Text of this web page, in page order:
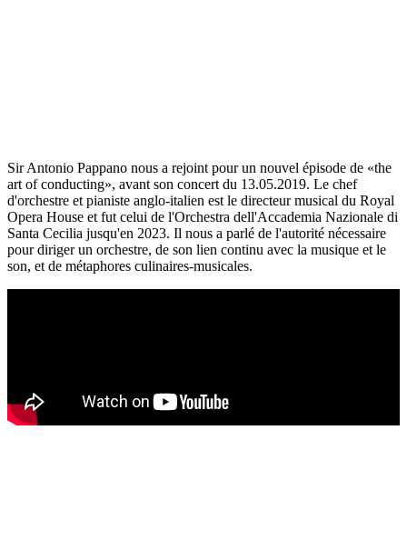
Sir Antonio Pappano nous a rejoint pour un nouvel épisode de «the
art of conducting», avant son concert du 13.05.2019. Le chef
d'orchestre et pianiste anglo-italien est le directeur musical du Royal
Opera House et fut celui de l'Orchestra dell'Accademia Nazionale di
Santa Cecilia jusqu'en 2023. Il nous a parlé de l'autorité nécessaire
pour diriger un orchestre, de son lien continu avec la musique et le
son, et de métaphores culinaires-musicales.